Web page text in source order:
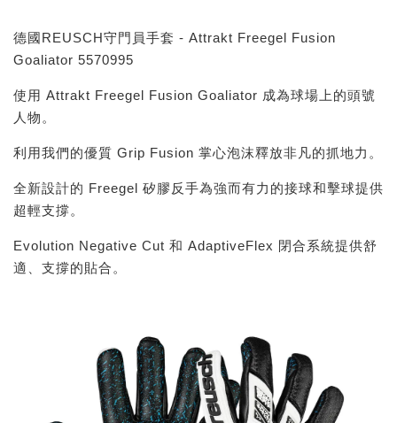
德國REUSCH守門員手套 - Attrakt Freegel Fusion
Goaliator 5570995
使用 Attrakt Freegel Fusion Goaliator 成為球場上的頭號
人物。
利用我們的優質 Grip Fusion 掌心泡沫釋放非凡的抓地力。
全新設計的 Freegel 矽膠反手為強而有力的接球和擊球提供
超輕支撐。
Evolution Negative Cut 和 AdaptiveFlex 閉合系統提供舒
適、支撐的貼合。